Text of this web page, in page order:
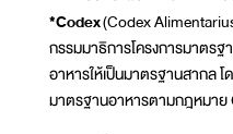
*Codex(Codex
กรรมมาธิการโครงการมาตร
อาหารให้เป็นมาตรฐานสากล
มาตรฐานอาหารตามกฎหมาย